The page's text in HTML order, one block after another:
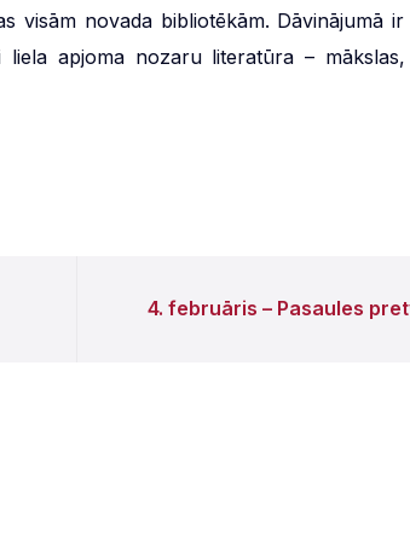
visām novada bibliotēkām. Dāvinājumā
apjoma nozaru literatūra – mākslas,
4. februāris – Pasaules